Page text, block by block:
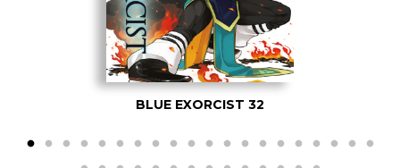
BLUE EXORCIST 32